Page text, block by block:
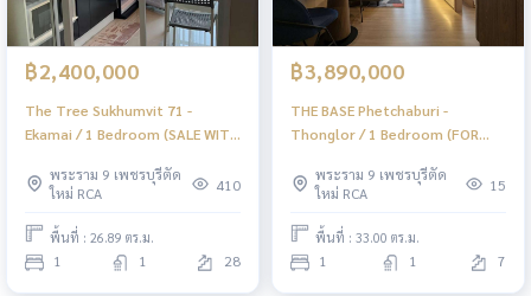
฿2,400,000
The Tree Sukhumvit 71 -
Ekamai / 1 Bedroom (SALE WITH
เอกมัย / 1 ห้องนอน (ขายพร้อมผู้
เช่า) JSMN260
พระราม 9 เพชรบุรีตัด
ใหม่ RCA
410
พื้นที่ : 26.89 ตร.ม.
1 1 28
฿3,890,000
THE BASE Phetchaburi -
Thonglor / 1 Bedroom (FOR
ทองหล่อ / 1 ห้องนอน (ขาย)
PEII123
พระราม 9 เพชรบุรีตัด
ใหม่ RCA
15
พื้นที่ : 33.00 ตร.ม.
1 1 7